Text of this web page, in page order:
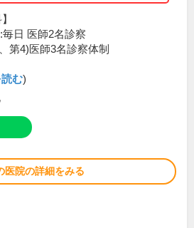
日 医師2名診察
第4)医師3名診察体制
む)
医院の詳細をみる